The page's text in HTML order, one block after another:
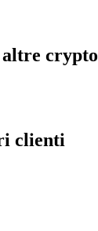
crypto
clienti